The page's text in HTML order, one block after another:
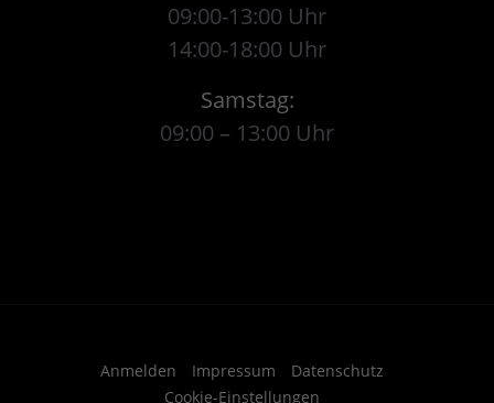
09:00-13:00 Uhr
14:00-18:00 Uhr
Samstag:
09:00 – 13:00 Uhr
Anmelden Impressum
Datenschutz
Cookie-Einstellungen